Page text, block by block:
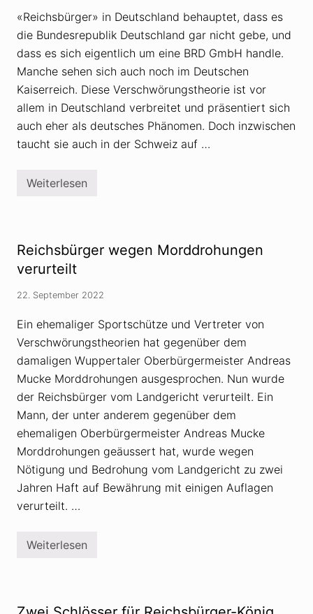
s
t
h
e
o
r
e
n
u
n
d
d
S
c
h
t
a
d
e
r
r
e
t
t
e
n
d
e
n
i
l
i
t
r
e
u
«Reichsbürger» in Deutschland behauptet, dass es
die Bundesrepublik Deutschland gar nicht gebe, und
dass es sich eigentlich um eine BRD GmbH handle.
Manche sehen sich auch noch im Deutschen
Kaiserreich. Diese Verschwörungstheorie ist vor
allem in Deutschland verbreitet und präsentiert sich
auch eher als deutsches Phänomen. Doch inzwischen
taucht sie auch in der Schweiz auf …
S
l
e
«
e
c
h
s
b
ü
r
e
r
»
i
n
K
a
n
t
o
n
s
Weiterlesen
Reichsbürger wegen Morddrohungen
verurteilt
22. September 2022
Ein ehemaliger Sportschütze und Vertreter von
Verschwörungstheorien hat gegenüber dem
damaligen Wuppertaler Oberbürgermeister Andreas
Mucke Morddrohungen ausgesprochen. Nun wurde
der Reichsbürger vom Landgericht verurteilt. Ein
Mann, der unter anderem gegenüber dem
ehemaligen Oberbürgermeister Andreas Mucke
Morddrohungen geäussert hat, wurde wegen
Nötigung und Bedrohung vom Landgericht zu zwei
Jahren Haft auf Bewährung mit einigen Auflagen
verurteilt. …
R
s
Weiterlesen